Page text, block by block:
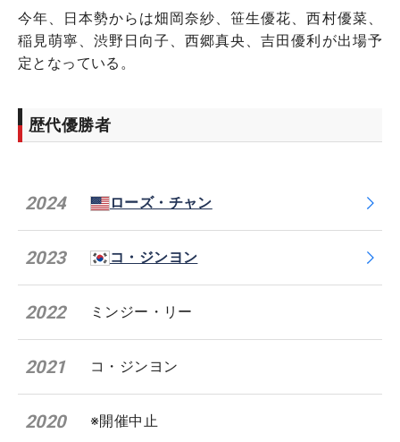
今年、日本勢からは畑岡奈紗、笹生優花、西村優菜、
稲見萌寧、渋野日向子、西郷真央、吉田優利が出場予
定となっている。
歴代優勝者
2024 ローズ・チャン
2023 コ・ジンヨン
2022 ミンジー・リー
2021 コ・ジンヨン
2020 ※開催中止